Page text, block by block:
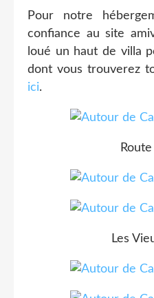
Pour notre
confiance au site
loué un haut de villa
dont vous trouverez
ici.
Les